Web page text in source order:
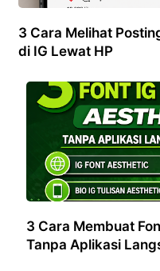
3 Cara Melihat
di IG Lewat HP
3 Cara Membuat
Tanpa Aplikasi